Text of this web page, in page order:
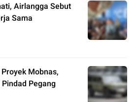
Airlangga Sebut
Sama
Mobnas,
Pegang